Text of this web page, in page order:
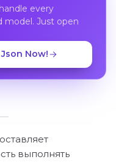
every
model. Just open
Now!
выполнять